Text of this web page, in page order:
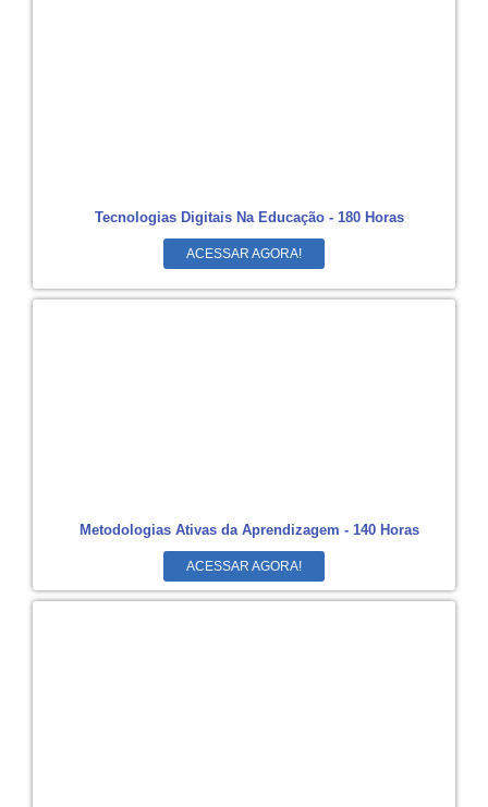
Tecnologias Digitais Na Educação - 180 Horas
ACESSAR AGORA!
Metodologias Ativas da Aprendizagem - 140 Horas
ACESSAR AGORA!